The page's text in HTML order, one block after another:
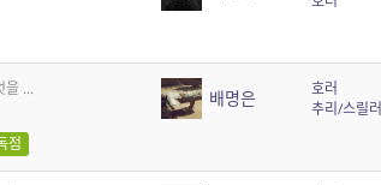
을 ...
점
배명은
호러
추리/스릴러